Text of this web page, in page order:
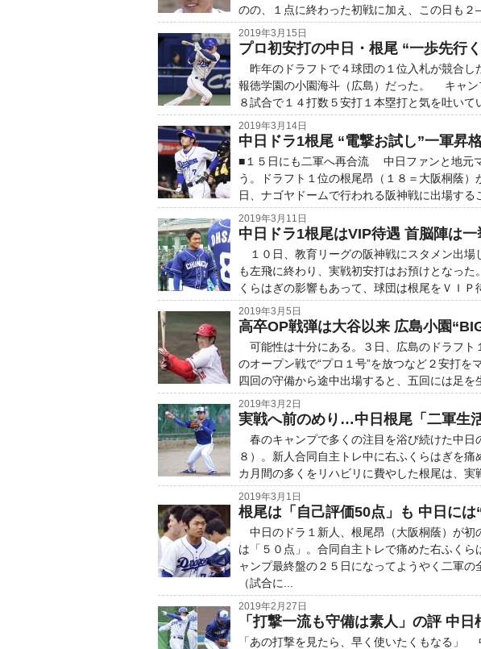
のの、１点に終わった初戦に加え、この日も２
2019年3月15日
プロ初安打の中日・根尾 “一歩先行
昨年のドラフトで４球団の１位入札が競合し
報徳学園の小園海斗（広島）だった。 キャン
８試合で１４打数５安打１本塁打と気を吐いて
2019年3月14日
中日ドラ1根尾 “電撃お試し”一軍昇
■１５日にも二軍へ再合流 中日ファンと地元
う。ドラフト１位の根尾昂（１８＝大阪桐蔭
日、ナゴヤドームで行われる阪神戦に出場す
2019年3月11日
中日ドラ1根尾はVIP待遇 首脳陣は
１０日、教育リーグの阪神戦にスタメン出場
も左飛に終わり、実戦初安打はお預けとなっ
くらはぎの影響もあって、球団は根尾をＶＩＰ
2019年3月5日
高卒OP戦弾は大谷以来 広島小園
可能性は十分にある。３日、広島のドラフト
のオープン戦で“プロ１号”を放つなど２安打
四回の守備から途中出場すると、五回には足を
2019年3月2日
実戦へ前のめり…中日根尾「二軍生
春のキャンプで多くの注目を浴び続けた中日
８）。新人合同自主トレ中に右ふくらはぎを
カ月間の多くをリハビリに費やした根尾は、実
2019年3月1日
根尾は「自己評価50点」も 中日に
中日のドラ１新人、根尾昂（大阪桐蔭）が
は「５０点」。合同自主トレで痛めた右ふく
ャンプ最終盤の２５日になってようやく二軍
（試合に...
2019年2月27日
「打撃一流も守備は素人」の評 中
「あの打撃を見たら、早く使いたくもなる」